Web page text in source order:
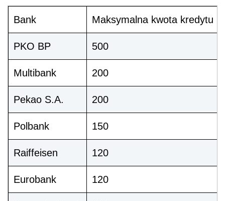
Bank Maksymalna kwota kredytu
PKO BP 500
Multibank 200
Pekao S.A. 200
Polbank 150
Raiffeisen 120
Eurobank 120